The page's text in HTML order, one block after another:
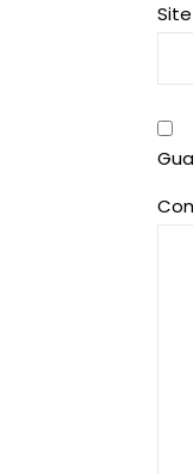
Site